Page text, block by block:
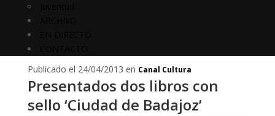
Publicado el 24/04/2013 en Canal Cultura
Presentados dos libros con
sello ‘Ciudad de Badajoz’